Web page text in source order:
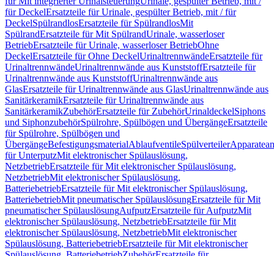
für DeckelErsatzteile für Urinale, gespülter Betrieb, mit / für
DeckelSpülrandlosErsatzteile für SpülrandlosMit
SpülrandErsatzteile für Mit SpülrandUrinale, wasserloser
BetriebErsatzteile für Urinale, wasserloser BetriebOhne
DeckelErsatzteile für Ohne DeckelUrinaltrennwändeErsatzteile für
UrinaltrennwändeUrinaltrennwände aus KunststoffErsatzteile für
Urinaltrennwände aus KunststoffUrinaltrennwände aus
GlasErsatzteile für Urinaltrennwände aus GlasUrinaltrennwände aus
SanitärkeramikErsatzteile für Urinaltrennwände aus
SanitärkeramikZubehörErsatzteile für ZubehörUrinaldeckelSiphons
und SiphonzubehörSpülrohre, Spülbögen und ÜbergängeErsatzteile
für Spülrohre, Spülbögen und
ÜbergängeBefestigungsmaterialAblaufventileSpülverteiler
für UnterputzMit elektronischer Spülauslösung,
NetzbetriebErsatzteile für Mit elektronischer Spülauslösung,
NetzbetriebMit elektronischer Spülauslösung,
BatteriebetriebErsatzteile für Mit elektronischer Spülauslösung,
BatteriebetriebMit pneumatischer SpülauslösungErsatzteile für Mit
pneumatischer SpülauslösungAufputzErsatzteile für AufputzMit
elektronischer Spülauslösung, NetzbetriebErsatzteile für Mit
elektronischer Spülauslösung, NetzbetriebMit elektronischer
Spülauslösung, BatteriebetriebErsatzteile für Mit elektronischer